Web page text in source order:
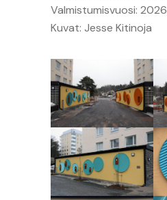
Valmistumisvuosi: 2026
Kuvat: Jesse Kitinoja